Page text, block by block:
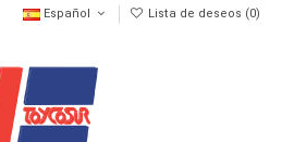
Español Lista de deseos (0)